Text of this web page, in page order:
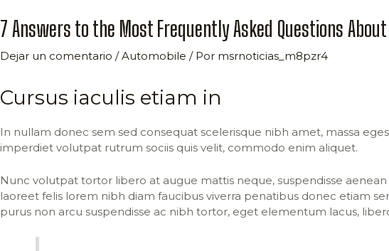
7 Answers to the Most Frequently Asked Questions
Dejar un comentario /Automobile / Por msrnoticias_m8pzr4
Cursus iaculis etiam in
In nullam donec sem sed consequat scelerisque nibh amet, massa
imperdiet volutpat rutrum sociis quis velit, commodo enim aliquet.
Nunc volutpat tortor libero at augue mattis neque, suspendisse
laoreet felis lorem nibh diam faucibus viverra penatibus donec etiam
purus non arcu suspendisse ac nibh tortor, eget elementum lacus,